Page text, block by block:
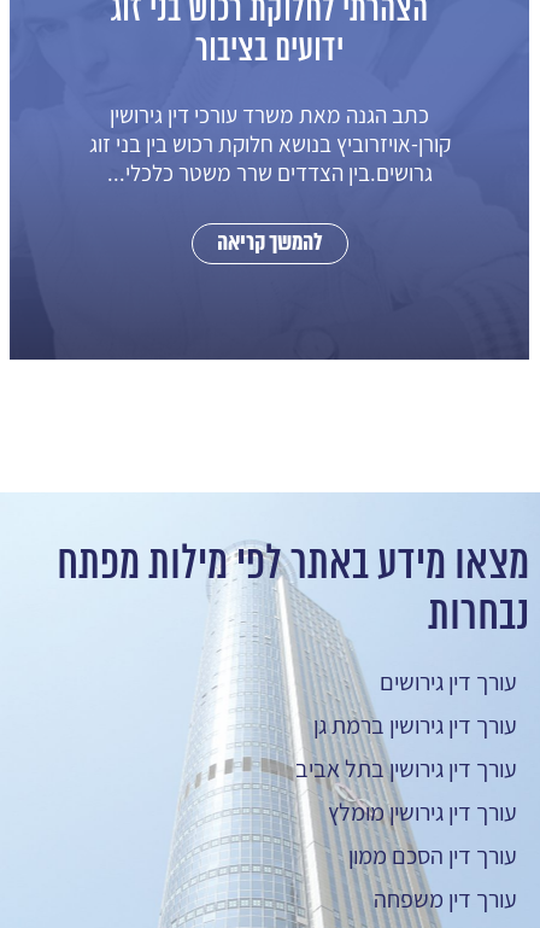
הצהרתי לחלוקת רכוש בני זוג
ידועים בציבור
כתב הגנה מאת משרד עורכי דין גירושין
קורן-אויזרוביץ בנושא חלוקת רכוש בין בני זוג
גרושים.בין הצדדים שרר משטר כלכלי...
להמשך קריאה
מצאו מידע באתר לפי מילות מפתח
נבחרות
עורך דין גירושים
עורך דין גירושין ברמת גן
עורך דין גירושין בתל אביב
עורך דין גירושין מומלץ
עורך דין הסכם ממון
עורך דין משפחה